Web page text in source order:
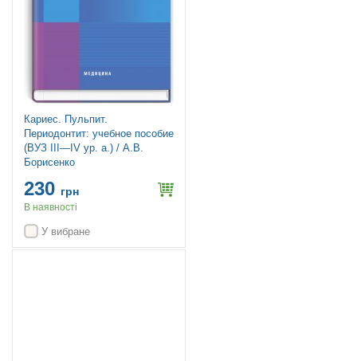
Кариес. Пульпит.
Периодонтит: учебное пособие
(ВУЗ ІІІ—ІV ур. а.) / А.В.
Борисенко
230 грн
В наявності
У вибране